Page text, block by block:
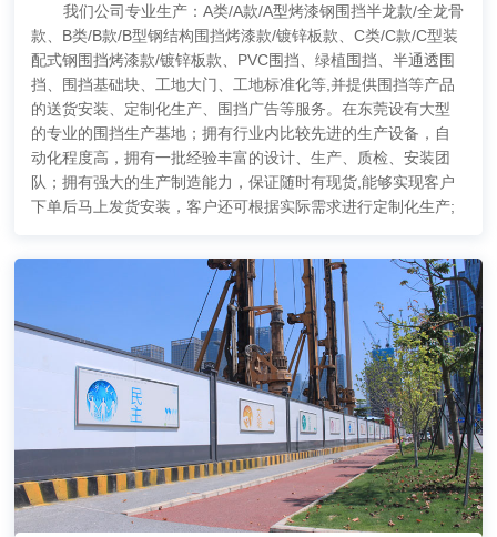
我们公司专业生产：A类/A款/A型烤漆钢围挡半龙款/全龙骨
款、B类/B款/B型钢结构围挡烤漆款/镀锌板款、C类/C款/C型装
配式钢围挡烤漆款/镀锌板款、PVC围挡、绿植围挡、半通透围
挡、围挡基础块、工地大门、工地标准化等,并提供围挡等产品
的送货安装、定制化生产、围挡广告等服务。在东莞设有大型
的专业的围挡生产基地；拥有行业内比较先进的生产设备，自
动化程度高，拥有一批经验丰富的设计、生产、质检、安装团
队；拥有强大的生产制造能力，保证随时有现货,能够实现客户
下单后马上发货安装，客户还可根据实际需求进行定制化生产;